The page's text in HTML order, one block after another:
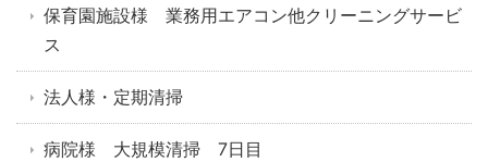
保育園施設様 業務用エアコン他クリーニングサービ
ス
法人様・定期清掃
病院様 大規模清掃 7日目